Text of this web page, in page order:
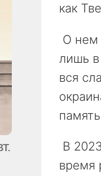
как
О нем
лишь в
вся
В
время